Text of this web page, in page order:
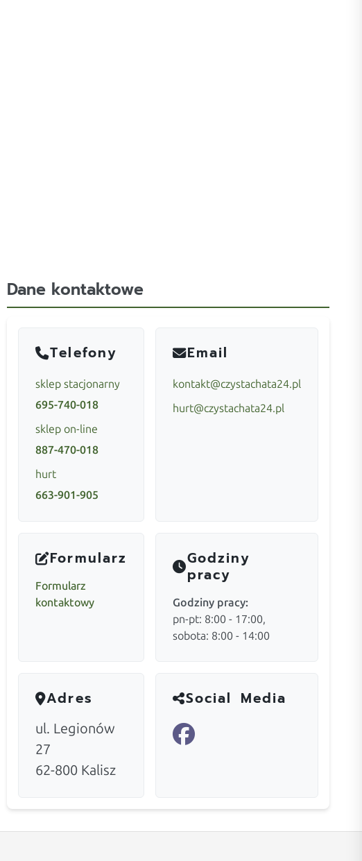
Dane kontaktowe
Telefony
sklep stacjonarny
695-740-018
sklep on-line
887-470-018
hurt
663-901-905
Email
kontakt@czystachata24.pl
hurt@czystachata24.pl
Formularz
Formularz
kontaktowy
Godziny
pracy
Godziny pracy:
pn-pt: 8:00 - 17:00,
sobota: 8:00 - 14:00
Adres
ul. Legionów
27
62-800 Kalisz
Social Media